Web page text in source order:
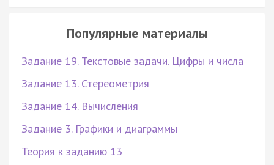
Популярные материалы
Задание 19. Текстовые задачи. Цифры и числа
Задание 13. Стереометрия
Задание 14. Вычисления
Задание 3. Графики и диаграммы
Теория к заданию 13